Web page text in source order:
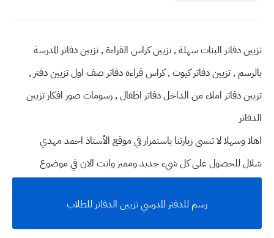
تزيين دفاتر البنات سهلة , تزيين كراس القراءة , تزيين دفاتر المدرسة
بالرسم , تزيين دفاتر كيوت , كراس قراءة دفاتر صف اول تزيين دفتر ,
تزيين دفاتر املاء من الداخل دفاتر اطفال , رسومات صور افكار تزيين
الدفاتر
اهلا وسهلالا تنسى زيارتنا باستمرار في موقع الأستاذ احمد مهدي
شلال للحصول على كل شيء جديد ومميز وانت الان في موضوع
رسم للدفتر المدرسي تزيين الدفاتر للطلاب